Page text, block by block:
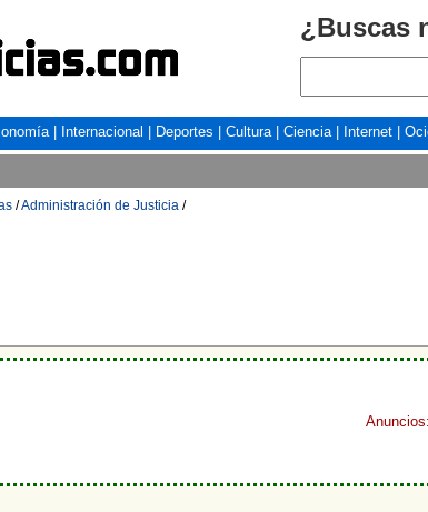
¿Buscas
| Internacional Deportes Cultura| Ciencia| Internet
/Administración de Justicia /
Anuncios: